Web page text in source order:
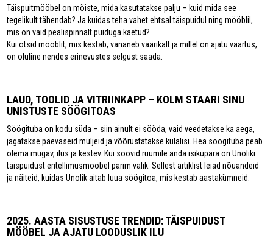
Täispuitmööbel on mõiste, mida kasutatakse palju – kuid mida see
tegelikult tähendab? Ja kuidas teha vahet ehtsal täispuidul ning mööblil,
mis on vaid pealispinnalt puiduga kaetud?
Kui otsid mööblit, mis kestab, vananeb väärikalt ja millel on ajatu väärtus,
on oluline nendes erinevustes selgust saada.
LAUD, TOOLID JA VITRIINKAPP – KOLM STAARI SINU
UNISTUSTE SÖÖGITOAS
Söögituba on kodu süda – siin ainult ei sööda, vaid veedetakse ka aega,
jagatakse päevaseid muljeid ja võõrustatakse külalisi. Hea söögituba peab
olema mugav, ilus ja kestev. Kui soovid ruumile anda isikupära on Unoliki
täispuidust eritellimusmööbel parim valik. Sellest artiklist leiad nõuandeid
ja näiteid, kuidas Unolik aitab luua söögitoa, mis kestab aastakümneid.
2025. AASTA SISUSTUSE TRENDID: TÄISPUIDUST
MÖÖBEL JA AJATU LOODUSLIK ILU